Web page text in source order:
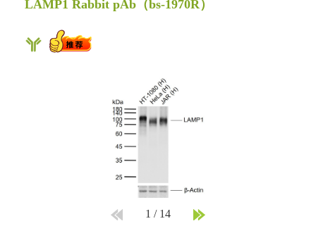
LAMP1 Rabbit pAb （bs-1970R）
1 / 14